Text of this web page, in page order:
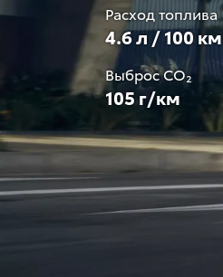
Расход топлива
4.6 л / 100 км
Выброс CO₂
105 г/км